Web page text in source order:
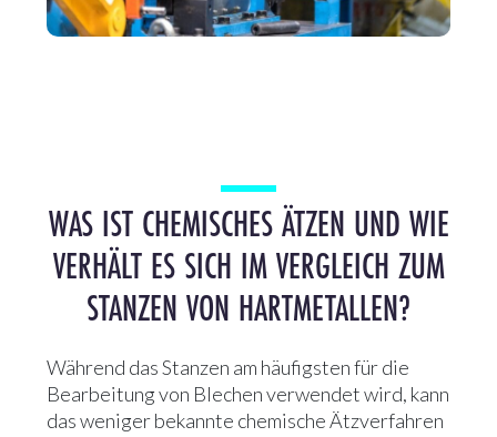
WAS IST CHEMISCHES ÄTZEN UND WIE
VERHÄLT ES SICH IM VERGLEICH ZUM
STANZEN VON HARTMETALLEN?
Während das Stanzen am häufigsten für die
Bearbeitung von Blechen verwendet wird, kann
das weniger bekannte chemische Ätzverfahren